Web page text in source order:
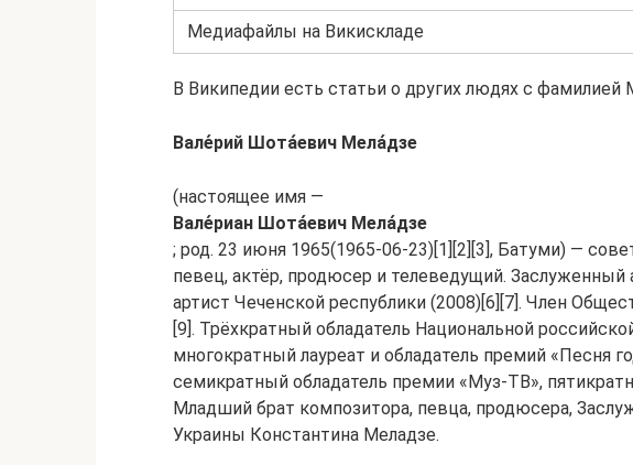
Медиафайлы на Викискладе
В Википедии есть статьи о других людях с фамилией
Вале́рий Шота́евич Мела́дзе
(настоящее имя —
Вале́риан Шота́евич Мела́дзе
; род. 23 июня 1965(1965-06-23)[1][2][3], Батуми) —
певец, актёр, продюсер и телеведущий.
артист Чеченской республики (2008)[6][7]. Член
[9]. Трёхкратный обладатель Национальной
многократный лауреат и обладатель премий «Песня
семикратный обладатель премии «Муз-ТВ»,
Младший брат композитора, певца, продюсера,
Украины Константина Меладзе.